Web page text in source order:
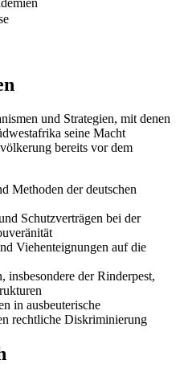
und Strategien, mit denen
seine Macht
bereits vor dem
Methoden der deutschen
Schutzverträgen bei der
Viehenteignungen auf die
der Rinderpest,
in ausbeuterische
rechtliche Diskriminierung